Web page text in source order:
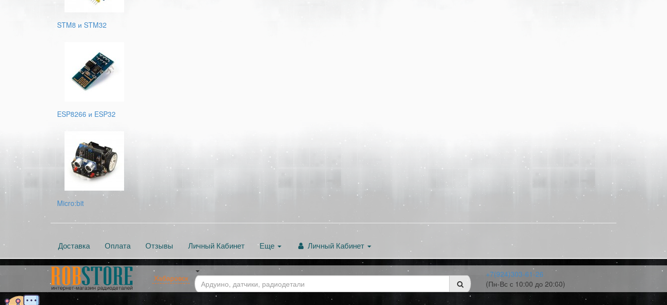
STM8 и STM32
ESP8266 и ESP32
Micro:bit
Доставка Оплата Отзывы Личный Кабинет Еще Личный Кабинет
Хабаровск
+7(924)303-61-26
(Пн-Вс с 10:00 до 20:00)